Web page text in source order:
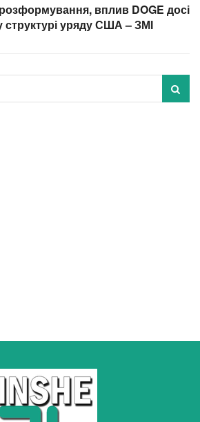
вплив DOGE досі
структурі уряду США – ЗМІ